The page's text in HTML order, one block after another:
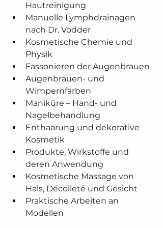
Hautreinigung
Manuelle Lymphdrainagen
nach Dr. Vodder
Kosmetische Chemie und
Physik
Fassonieren der Augenbrauen
Augenbrauen- und
Wimpernfärben
Maniküre – Hand- und
Nagelbehandlung
Enthaarung und dekorative
Kosmetik
Produkte, Wirkstoffe und
deren Anwendung
Kosmetische Massage von
Hals, Décolleté und Gesicht
Praktische Arbeiten an
Modellen